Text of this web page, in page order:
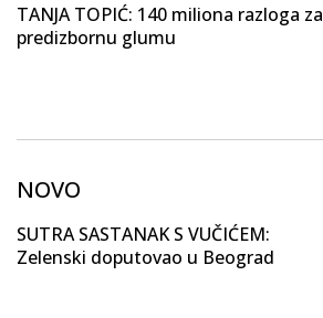
TANJA TOPIĆ: 140 miliona razloga za
predizbornu glumu
NOVO
SUTRA SASTANAK S VUČIĆEM:
Zelenski doputovao u Beograd